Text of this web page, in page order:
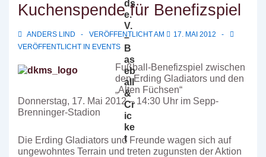
Kuchenspende für Benefizspiel
ANDERS LIND VERÖFFENTLICHT AM
17. MAI 2012
VERÖFFENTLICHT IN EVENTS
Fußball-Benefizspiel zwischen
den Erding Gladiators und den
„Alten Füchsen“
Donnerstag, 17. Mai 2012 – 14:30 Uhr im Sepp-
Brenninger-Stadion
Die Erding Gladiators und Freunde wagen sich auf
ungewohntes Terrain und treten zugunsten der Aktion